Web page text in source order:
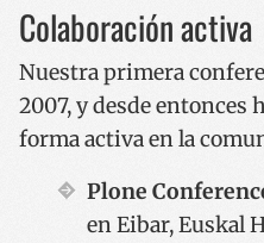
Colaboración activa
Nuestra primera
2007, y desde entonces
forma activa en la
Plone
en Eibar, Euskal